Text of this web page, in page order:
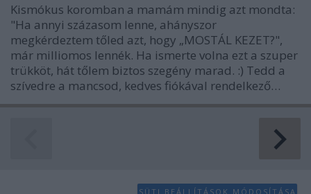
Kismókus koromban a mamám mindig azt mondta:
"Ha annyi százasom lenne, ahányszor
megkérdeztem tőled azt, hogy „MOSTÁL KEZET?",
már milliomos lennék. Ha ismerte volna ezt a szuper
trükköt, hát tőlem biztos szegény marad. :) Tedd a
szívedre a mancsod, kedves fiókával rendelkező…
SÜTI BEÁLLÍTÁSOK MÓDOSÍTÁSA